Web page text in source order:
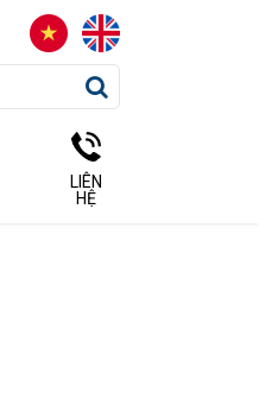
LIÊN
HỆ